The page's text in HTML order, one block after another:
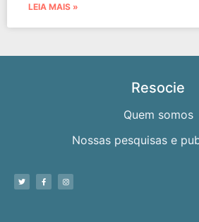
LEIA MAIS »
Resocie
Quem somos
Nossas pesquisas e